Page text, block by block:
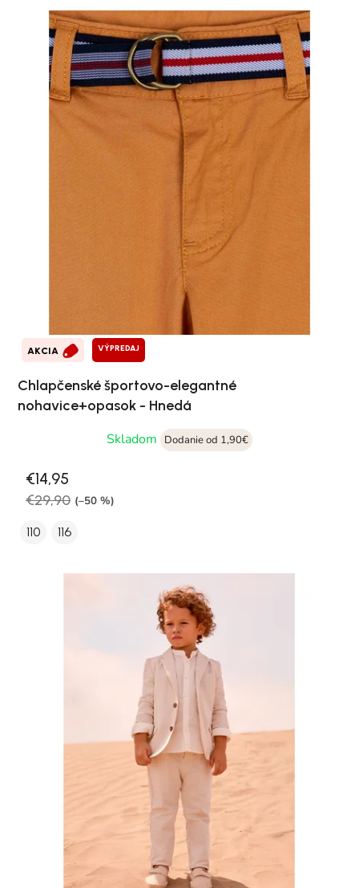
AKCIA VÝPREDAJ
Chlapčenské športovo-elegantné
nohavice+opasok - Hnedá
Skladom
Dodanie od 1,90€
€14,95
€29,90 (–50 %)
110 116